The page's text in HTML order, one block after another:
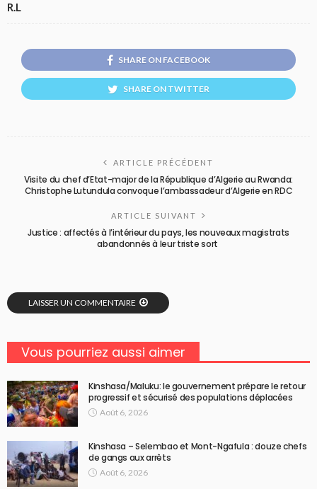
R.L
SHARE ON FACEBOOK
SHARE ON TWITTER
ARTICLE PRÉCÉDENT
Visite du chef d’Etat-major de la République d’Algerie au Rwanda:
Christophe Lutundula convoque l’ambassadeur d’Algerie en RDC
ARTICLE SUIVANT
Justice : affectés à l’intérieur du pays, les nouveaux magistrats
abandonnés à leur triste sort
LAISSER UN COMMENTAIRE
Vous pourriez aussi aimer
Kinshasa/Maluku: le gouvernement prépare le retour
progressif et sécurisé des populations déplacées
Août 6, 2026
Kinshasa – Selembao et Mont-Ngafula : douze chefs
de gangs aux arrêts
Août 6, 2026